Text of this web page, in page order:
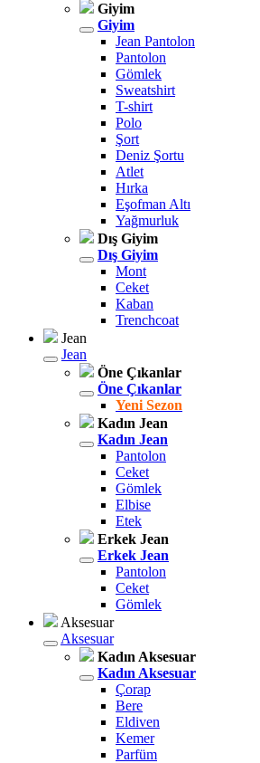
Giyim
Giyim
Jean Pantolon
Pantolon
Gömlek
Sweatshirt
T-shirt
Polo
Şort
Deniz Şortu
Atlet
Hırka
Eşofman Altı
Yağmurluk
Dış Giyim
Dış Giyim
Mont
Ceket
Kaban
Trenchcoat
Jean
Jean
Öne Çıkanlar
Öne Çıkanlar
Yeni Sezon
Kadın Jean
Kadın Jean
Pantolon
Ceket
Gömlek
Elbise
Etek
Erkek Jean
Erkek Jean
Pantolon
Ceket
Gömlek
Aksesuar
Aksesuar
Kadın Aksesuar
Kadın Aksesuar
Çorap
Bere
Eldiven
Kemer
Parfüm